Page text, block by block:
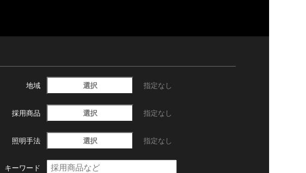
地域 選択 指定なし
採用商品 選択 指定なし
照明手法 選択 指定なし
キーワード